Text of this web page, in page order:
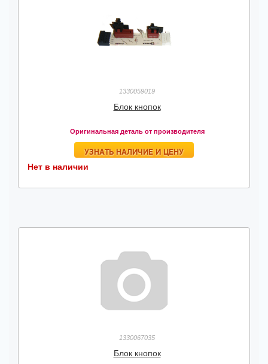
1330059019
Блок кнопок
Оригинальная деталь от производителя
УЗНАТЬ НАЛИЧИЕ И ЦЕНУ
Нет в наличии
1330067035
Блок кнопок